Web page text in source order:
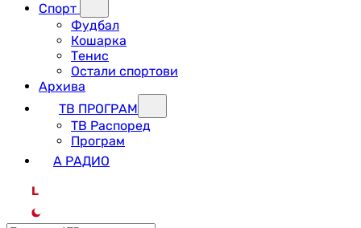
Спорт
Фудбал
Кошарка
Тенис
Остали спортови
Архива
ТВ ПРОГРАМ
ТВ Распоред
Програм
А РАДИО
L